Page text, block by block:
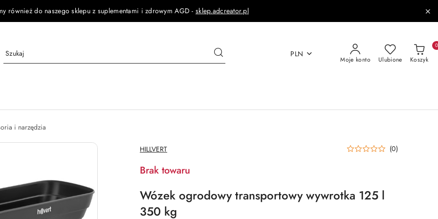
również do naszego sklepu z suplementami i zdrowym AGD - sklep.adcreator.pl
PLN
Moje konto Ulubione Koszyk
0
i narzędzia
NAZWA
PRODUCENTA:
HILLVERT (0)
Brak towaru
Wózek ogrodowy transportowy wywrotka 125 l
350 kg